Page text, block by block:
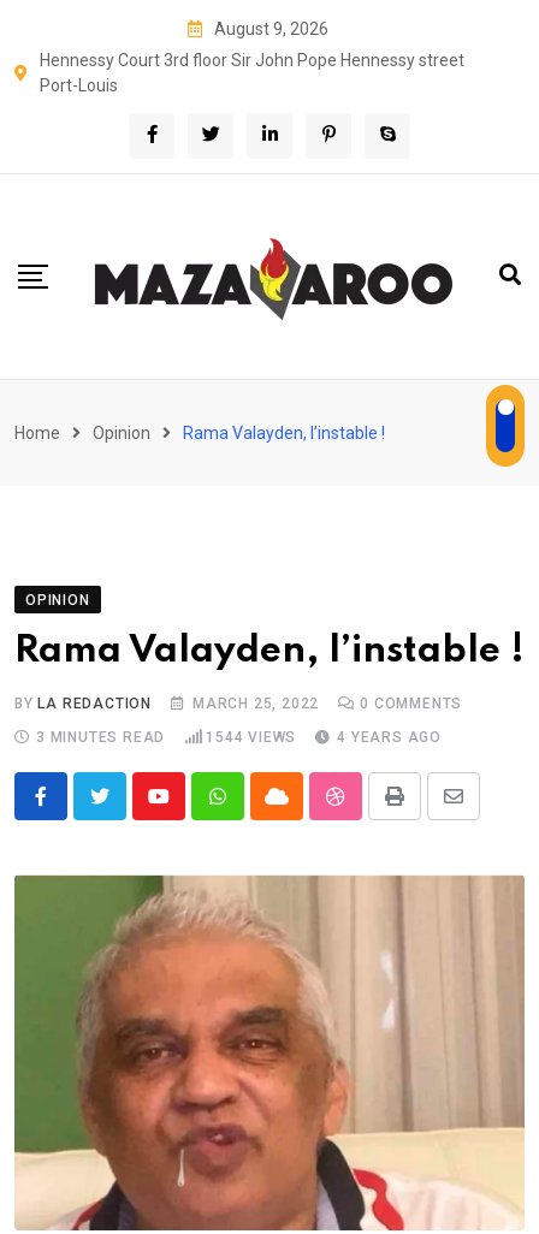
content
August 9, 2026
Hennessy Court 3rd floor Sir John Pope Hennessy street
Port-Louis
Home Opinion Rama Valayden, l’instable !
OPINION
Rama Valayden, l’instable !
BYLA REDACTION MARCH 25, 2022 0 COMMENTS
3 MINUTES READ
1544 VIEWS 4 YEARS AGO
YoutubeWhatsappCloud StumbleUpon
Print
Share
Email